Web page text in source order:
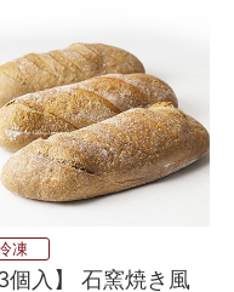
凍
3個入】 石窯焼き風